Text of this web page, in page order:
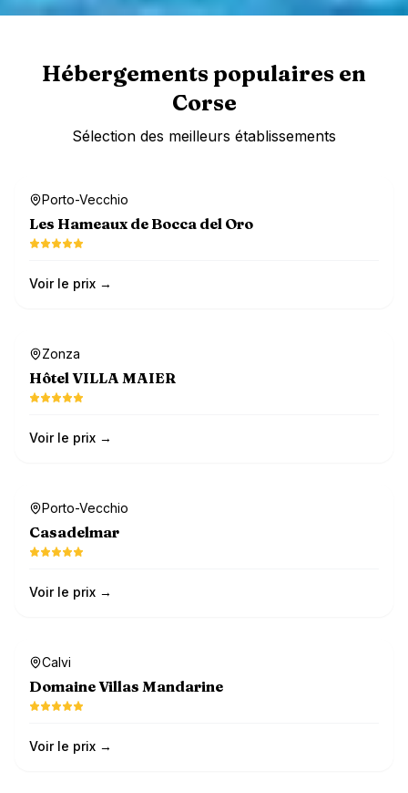
Hébergements populaires en
Corse
Sélection des meilleurs établissements
Dog-friendly
Porto-Vecchio
Les Hameaux de Bocca del Oro
Voir le prix →
Dog-friendly
Zonza
Hôtel VILLA MAIER
Voir le prix →
Dog-friendly
Porto-Vecchio
Casadelmar
Voir le prix →
Dog-friendly
Calvi
Domaine Villas Mandarine
Voir le prix →